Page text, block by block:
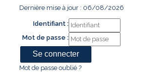
Dernière mise à jour : 06/08/2026
Identifiant :
Mot de passe :
Mot de passe oublié ?